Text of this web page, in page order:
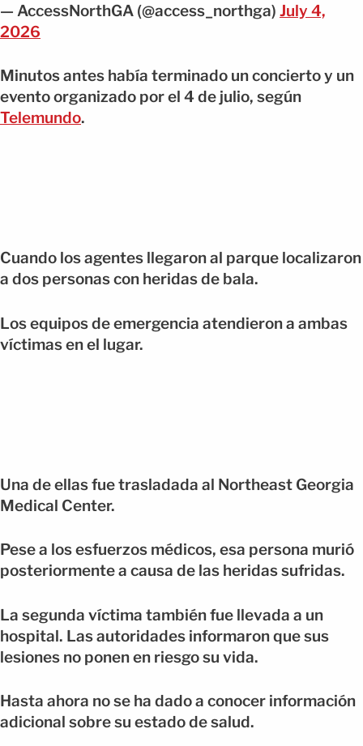
— AccessNorthGA (@access_northga) July 4,
2026
Minutos antes había terminado un concierto y un
evento organizado por el 4 de julio, según
Telemundo.
Cuando los agentes llegaron al parque localizaron
a dos personas con heridas de bala.
Los equipos de emergencia atendieron a ambas
víctimas en el lugar.
Una de ellas fue trasladada al Northeast Georgia
Medical Center.
Pese a los esfuerzos médicos, esa persona murió
posteriormente a causa de las heridas sufridas.
La segunda víctima también fue llevada a un
hospital. Las autoridades informaron que sus
lesiones no ponen en riesgo su vida.
Hasta ahora no se ha dado a conocer información
adicional sobre su estado de salud.